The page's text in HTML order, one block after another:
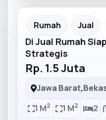
Partner Ad
Rumah Jual
Di Jual Rumah
Strategis
Rp. 1.5 Juta
Jawa Barat,
1 M2 1 M2 2